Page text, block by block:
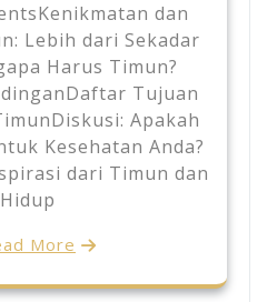
dan
Lebih dari Sekadar
Harus Timun?
Tujuan
Apakah
Kesehatan Anda?
dari Timun dan
Hidup
More